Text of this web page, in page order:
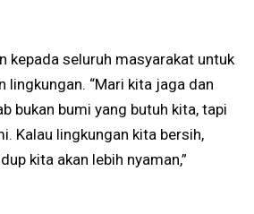
kepada seluruh masyarakat untuk
lingkungan. “Mari kita jaga dan
bukan bumi yang butuh kita, tapi
Kalau lingkungan kita bersih,
kita akan lebih nyaman,”